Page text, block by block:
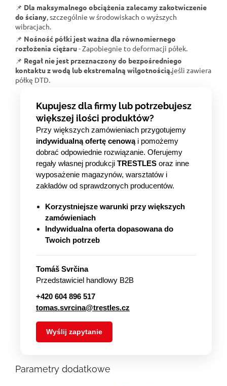
📌 Dla maksymalnego obciążenia zalecamy zakotwiczenie
do ściany , szczególnie w środowiskach o wyższych
wibracjach.
📌 Nośność półki jest ważna dla równomiernego
rozłożenia ciężaru- Zapobiegnie to deformacji półek.
📌 Regał nie jest przeznaczony do bezpośredniego
kontaktu z wodą lub ekstremalną wilgotnością.jeśli zawiera
półkę DTD.
Kupujesz dla firmy lub potrzebujesz
większej ilości produktów?
Przy większych zamówieniach przygotujemy
indywidualną ofertę cenowąi pomożemy
dobrać odpowiednie rozwiązanie. Oferujemy
regały własnej produkcji TRESTLES oraz inne
wyposażenie magazynów, warsztatów i
zakładów od sprawdzonych producentów.
Korzystniejsze warunki przy większych
zamówieniach
Indywidualna oferta dopasowana do
Twoich potrzeb
Tomáš Svrčina
Przedstawiciel handlowy B2B
+420 604 896 517
tomas.svrcina@trestles.cz
Wyślij zapytanie
Parametry dodatkowe